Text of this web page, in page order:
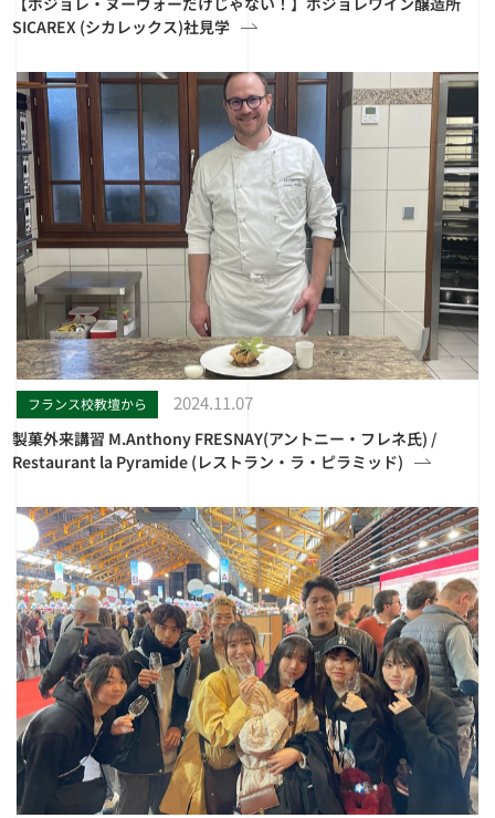
SICAREX (シカレックス)社見学
フランス校教壇から 2024.11.07
製菓外来講習 M.Anthony FRESNAY(アントニー・フレネ氏) /
Restaurant la Pyramide (レストラン・ラ・ピラミッド)